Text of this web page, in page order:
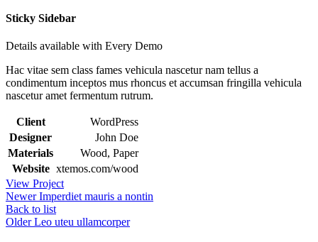
Sticky Sidebar
Details available with Every Demo
Hac vitae sem class fames vehicula nascetur nam tellus a
condimentum inceptos mus rhoncus et accumsan fringilla vehicula
nascetur amet fermentum rutrum.
Client
WordPress
Designer
John Doe
Materials
Wood, Paper
Website xtemos.com/wood
View Project
Newer Imperdiet mauris a nontin
Back to list
Older Leo uteu ullamcorper